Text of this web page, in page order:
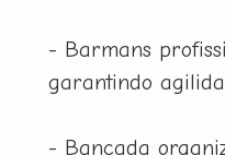
- Barmans
garantindo
- Bancada